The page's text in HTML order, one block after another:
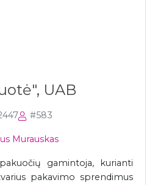
UAB
#583
Murauskas
gamintoja, kurianti
pakavimo sprendimus